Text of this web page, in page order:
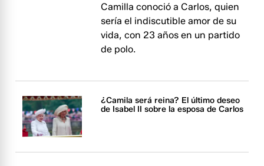
Camilla conoció a Carlos, quien
sería el indiscutible amor de su
vida, con 23 años en un partido
de polo.
¿Camila será reina? El último deseo
de Isabel II sobre la esposa de Carlos